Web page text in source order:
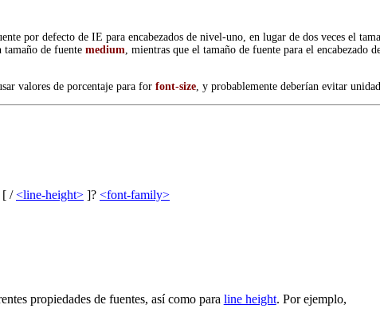
por defecto de IE para encabezados de nivel-uno, en lugar de dos veces el
de fuente medium, mientras que el tamaño de fuente para el encabezado
valores de porcentaje para for font-size, y probablemente deberían evitar
[ /<line-height> ]? <font-family>
propiedades de fuentes, así como para line height. Por ejemplo,